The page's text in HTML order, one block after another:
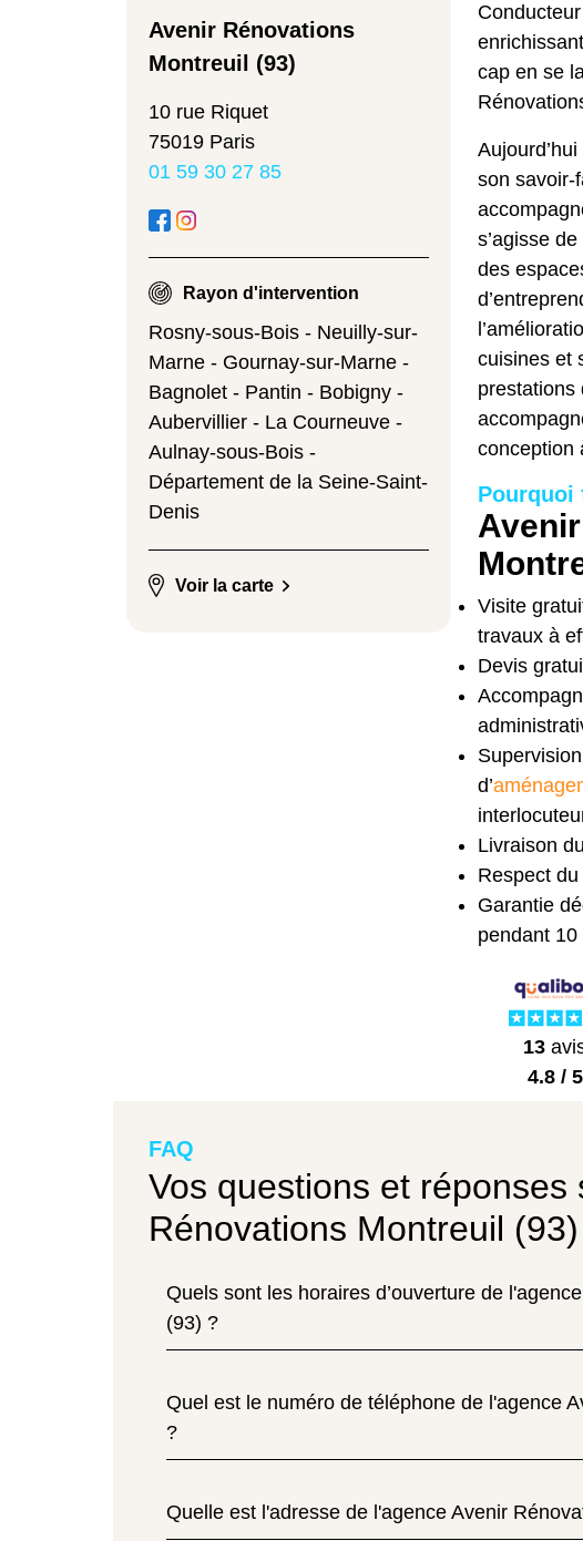
Avenir Rénovations
Montreuil (93)
10 rue Riquet
75019 Paris
01 59 30 27 85
Rayon d'intervention
Rosny-sous-Bois - Neuilly-sur-
Marne - Gournay-sur-Marne -
Bagnolet - Pantin - Bobigny -
Aubervillier - La Courneuve -
Aulnay-sous-Bois -
Département de la Seine-Saint-
Denis
Voir la carte
cap en se
son savoir-
s’agisse
des
cuisines et
prestations
conception
Pourquoi
Visite
travaux à
Devis
d’
Livraison
Respect du
Garantie
pendant 10
13
4.8 / 5
FAQ
Vos questions et réponses
Rénovations Montreuil (93)
Quels sont les horaires d’ouverture de
(93) ?
Quel est le numéro de téléphone de l'agence
?
Quelle est l'adresse de l'agence Avenir